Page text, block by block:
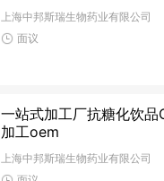
上海中邦斯瑞生物药业有限公司
面议
一站式加工厂抗糖化饮品
加工oem
上海中邦斯瑞生物药业有限公司